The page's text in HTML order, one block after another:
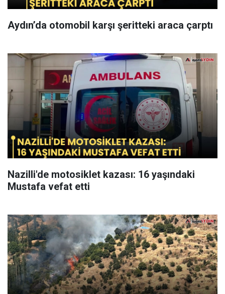
Aydın’da otomobil karşı şeritteki araca çarptı
Nazilli'de motosiklet kazası: 16 yaşındaki
Mustafa vefat etti